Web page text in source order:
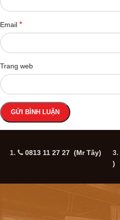
Email *
Trang web
1. 0813 11 27 27 (Mr Tây) 3.
)